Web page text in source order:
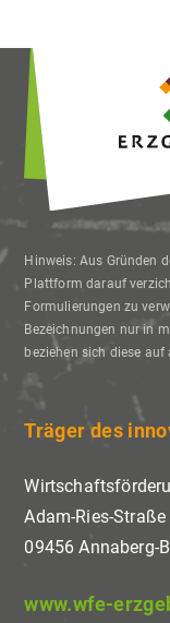
Hinweis: Aus Gründen
Plattform darauf
Formulierungen zu
Bezeichnungen nur in
beziehen sich diese auf
Träger des
Adam-Ries-Straße
09456 Annaberg-
www.wfe-